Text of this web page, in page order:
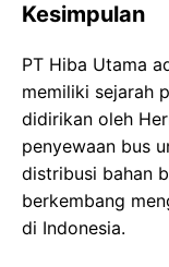
Kesimpulan
PT Hiba Utama
memiliki sejarah
didirikan oleh
penyewaan bus
distribusi bahan
berkembang
di Indonesia.